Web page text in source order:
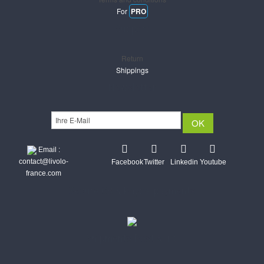
For PRO
Return
Shippings
Email :
contact@livolo-
france.com
FacebookTwitter Linkedin Youtube